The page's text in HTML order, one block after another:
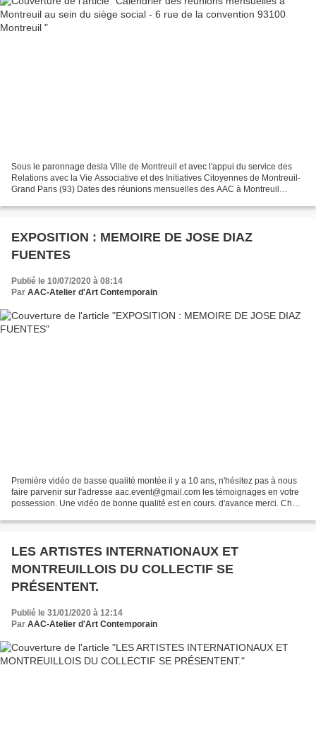
Sous le paronnage desla Ville de Montreuil et avec l'appui du service des
Relations avec la Vie Associative et des Initiatives Citoyennes de Montreuil-
Grand Paris (93) Dates des réunions mensuelles des AAC à Montreuil
EXPOSITION : MEMOIRE DE JOSE DIAZ
FUENTES
Publié le 10/07/2020 à 08:14
Par AAC-Atelier d'Art Contemporain
Première vidéo de basse qualité montée il y a 10 ans, n'hésitez pas à nous
faire parvenir sur l'adresse aac.event@gmail.com les témoignages en votre
possession. Une vidéo de bonne qualité est en cours. d'avance merci. Chers
LES ARTISTES INTERNATIONAUX ET
MONTREUILLOIS DU COLLECTIF SE
PRÉSENTENT.
Publié le 31/01/2020 à 12:14
Par AAC-Atelier d'Art Contemporain